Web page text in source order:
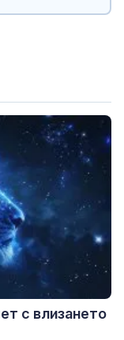
с влизането